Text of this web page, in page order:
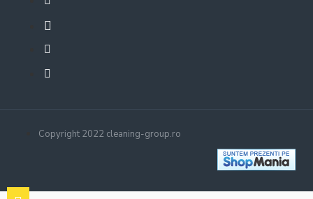
Copyright 2022 cleaning-group.ro